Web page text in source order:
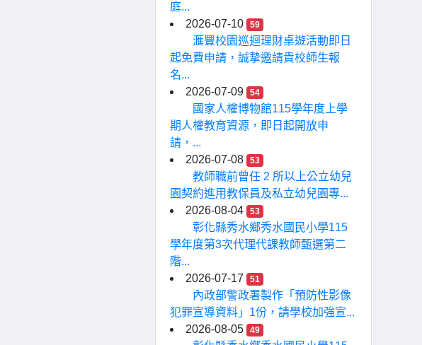
庭...
2026-07-10
59
滙豐校園巡迴理財桌遊活動即日
起免費申請，誠摯邀請貴校師生報
名...
2026-07-09
54
國家人權博物館115學年度上學
期人權教育資源，即日起開放申
請，...
2026-07-08
53
教師職前曾任 2 所以上公立幼兒
園契約進用教保員及私立幼兒園專...
2026-08-04
53
彰化縣秀水鄉秀水國民小學115
學年度第3次代理代課教師甄選第二
階...
2026-07-17
51
內政部警政署製作「預防性影像
犯罪宣導資料」1份，請學校加強宣...
2026-08-05
49